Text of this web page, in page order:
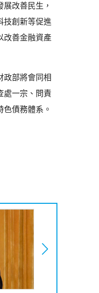
改善民生，
技創新等促進
改善金融資產
政部將會同相
處一宗、問責
債務體系。